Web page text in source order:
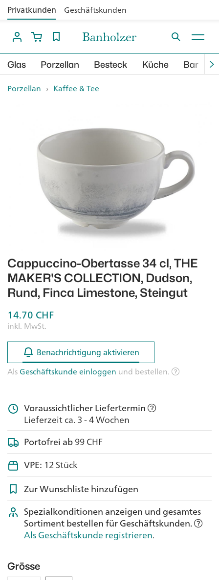
Privatkunden Geschäftskunden
Glas Porzellan Besteck Küche Bar
Porzellan › Kaffee & Tee
Cappuccino-Obertasse 34 cl, THE
MAKER'S COLLECTION, Dudson,
Rund, Finca Limestone, Steingut
14.70 CHF
inkl. MwSt.
Benachrichtigung aktivieren
Benachrichtigung aktivieren
AlsGeschäftskunde einloggen und bestellen.
Voraussichtlicher Liefertermin
Lieferzeit ca. 3 - 4 Wochen
Portofrei ab99 CHF
VPE: 12 Stück
Zur Wunschliste hinzufügen
Spezialkonditionen anzeigen und gesamtes
Sortiment bestellen für Geschäftskunden.
Als Geschäftskunde registrieren.
Grösse